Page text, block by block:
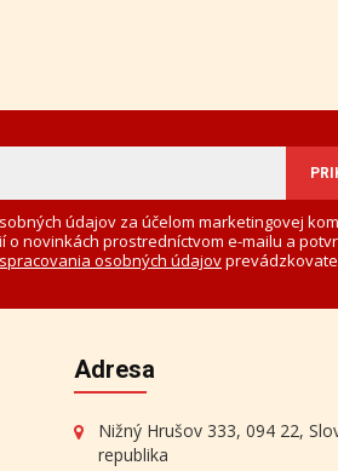
údajov za účelom marketingovej
o novinkách prostredníctvom e-mailu a
osobných údajov
Adresa
Nižný Hrušov 333, 094 22,
republika